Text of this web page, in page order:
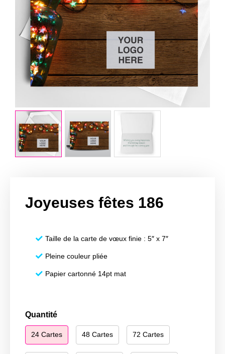
Joyeuses fêtes 186
Taille de la carte de vœux finie : 5″ x 7″
Pleine couleur pliée
Papier cartonné 14pt mat
Quantité
24 Cartes 48 Cartes 72 Cartes
quantité
de
Happy